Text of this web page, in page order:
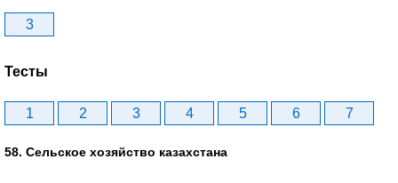
3
Тесты
1 2 3 4 5 6 7
58. Сельское хозяйство казахстана